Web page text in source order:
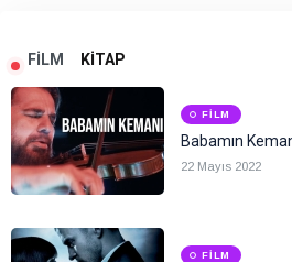
FILM KITAP
FILM
Babamın
22 Mayıs 2022
FILM